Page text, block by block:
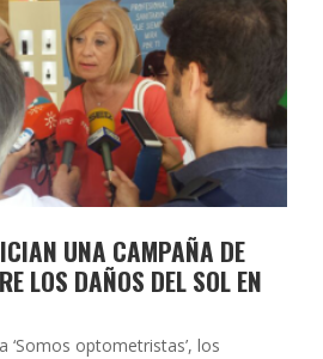
UNA CAMPAÑA DE
LOS DAÑOS DEL SOL EN
‘Somos optometristas’, los